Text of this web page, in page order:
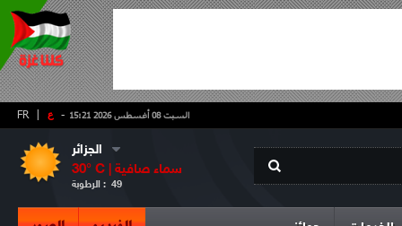
- ع FR السبت 08 أغسطس 2026 15:21
الجزائر
30° C | سماء صافية
الرطوبة : 49